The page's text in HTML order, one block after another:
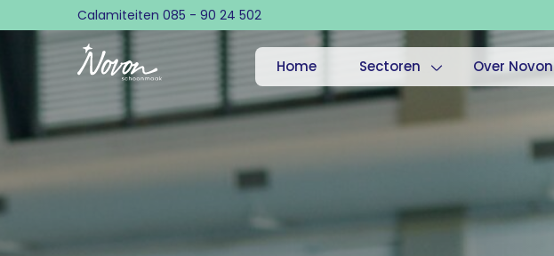
Calamiteiten 085 - 90 24 502
Home Sectoren Over Novon